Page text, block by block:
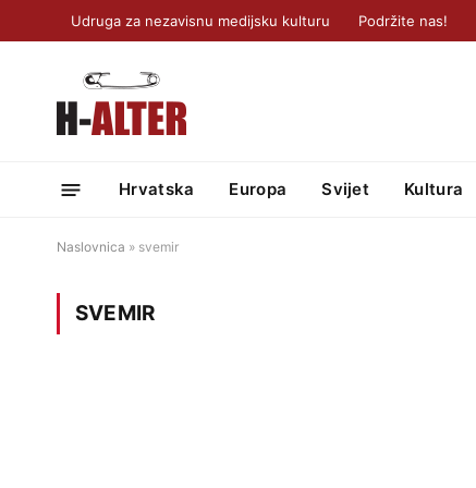
Udruga za nezavisnu medijsku kulturu Podržite nas!
Hrvatska Europa Svijet Kultura
Naslovnica » svemir
SVEMIR